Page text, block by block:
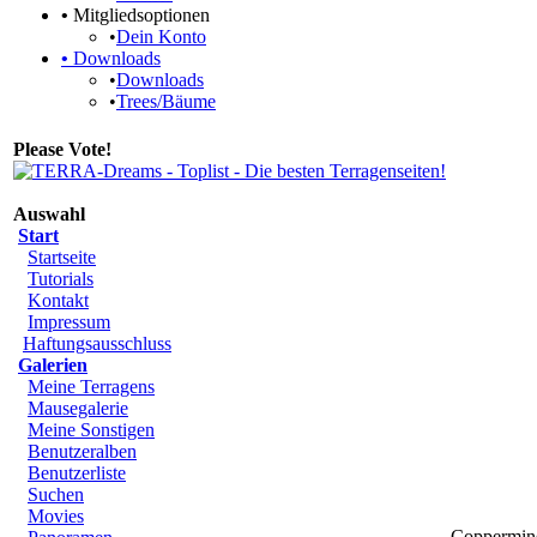
• Mitgliedsoptionen
•Dein Konto
• Downloads
•Downloads
•Trees/Bäume
Please Vote!
Auswahl
Start
Startseite
Tutorials
Kontakt
Impressum
Haftungsausschluss
Galerien
Meine Terragens
Mausegalerie
Meine Sonstigen
Benutzeralben
Benutzerliste
Suchen
Movies